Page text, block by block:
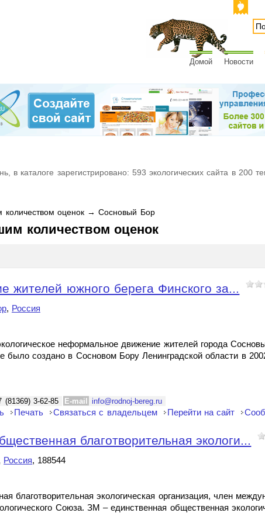
Домой Новости
в каталоге зарегистрировано: 593 экологических сайта в 200
оценок → Сосновый Бор
количеством оценок
жителей южного берега Финского за...
, Россия
неформальное движение жителей города
было создано в Сосновом Бору Ленинградской области в
(81369) 3-62-85 E-mail info@rodnoj-bereg.ru
Печать Связаться с владельцем Перейти на сайт
благотворительная экологи...
Россия, 188544
экологическая организация, член
Союза. ЗМ – единственная общественная